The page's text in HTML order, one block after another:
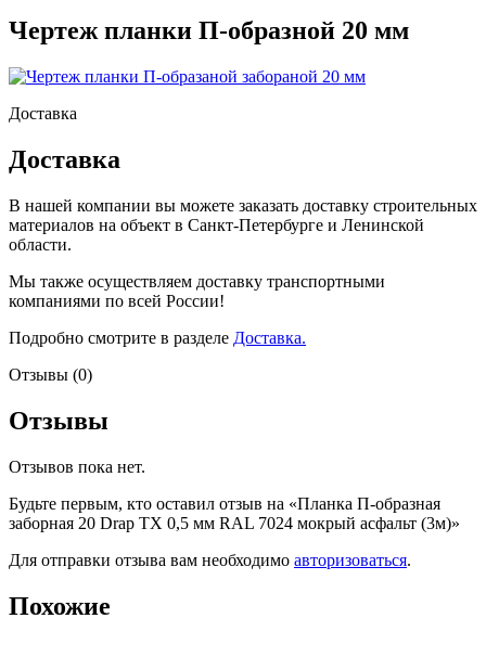
Чертеж планки П-образной 20 мм
Доставка
Доставка
В нашей компании вы можете заказать доставку строительных
материалов на объект в Санкт-Петербурге и Ленинской
области.
Мы также осуществляем доставку транспортными
компаниями по всей России!
Подробно смотрите в разделе Доставка.
Отзывы (0)
Отзывы
Отзывов пока нет.
Будьте первым, кто оставил отзыв на «Планка П-образная
заборная 20 Drap TX 0,5 мм RAL 7024 мокрый асфальт (3м)»
Для отправки отзыва вам необходимо авторизоваться.
Похожие